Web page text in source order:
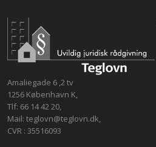
Amaliegade 6 ,2 tv
1256 København K,
Tlf: 66 14 42 20,
Mail: teglovn@teglovn.dk,
CVR : 35516093